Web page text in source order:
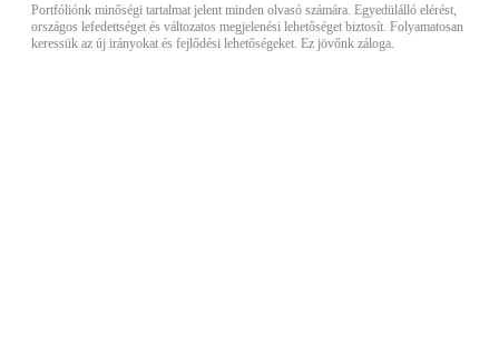
Portfóliónk minőségi tartalmat jelent minden olvasó számára. Egyedülálló elérést,
országos lefedettséget és változatos megjelenési lehetőséget biztosít. Folyamatosan
keressük az új irányokat és fejlődési lehetőségeket. Ez jövőnk záloga.